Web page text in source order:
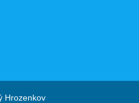
Hrozenkov